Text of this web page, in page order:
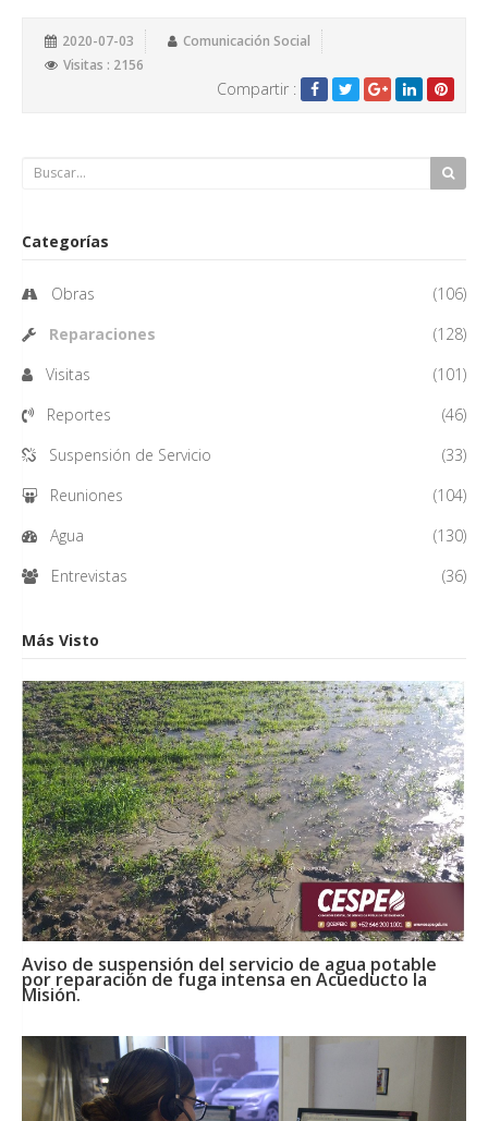
2020-07-03
Comunicación Social
Visitas : 2156
Compartir :
Categorías
Obras
(106)
Reparaciones
(128)
Visitas
(101)
Reportes
(46)
Suspensión de Servicio
(33)
Reuniones
(104)
Agua
(130)
Entrevistas
(36)
Más Visto
Aviso de suspensión del servicio de agua potable
por reparación de fuga intensa en Acueducto la
Misión.